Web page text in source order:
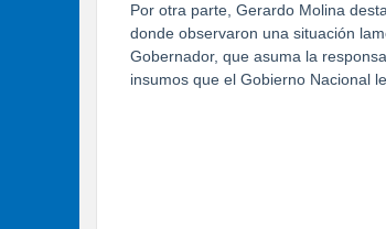
Por otra parte, Gerardo Molina
donde observaron una situación
Gobernador, que asuma la
insumos que el Gobierno Nacional